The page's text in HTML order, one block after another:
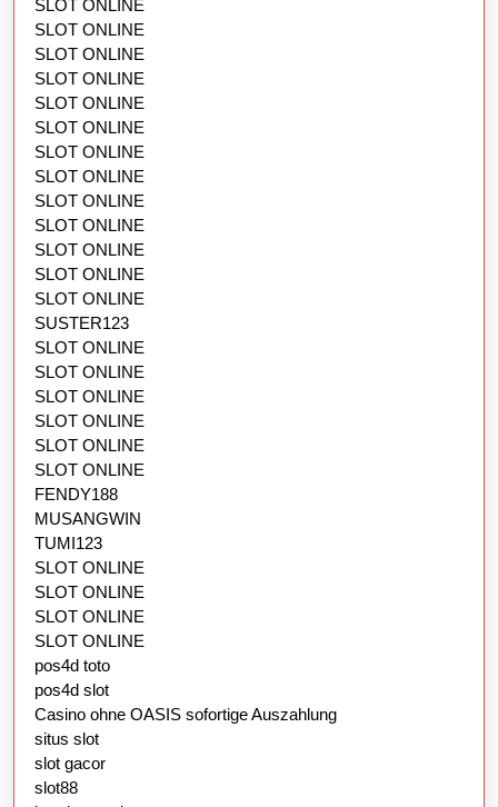
SLOT ONLINE
SLOT ONLINE
SLOT ONLINE
SLOT ONLINE
SLOT ONLINE
SLOT ONLINE
SLOT ONLINE
SLOT ONLINE
SLOT ONLINE
SLOT ONLINE
SLOT ONLINE
SLOT ONLINE
SLOT ONLINE
SUSTER123
SLOT ONLINE
SLOT ONLINE
SLOT ONLINE
SLOT ONLINE
SLOT ONLINE
SLOT ONLINE
FENDY188
MUSANGWIN
TUMI123
SLOT ONLINE
SLOT ONLINE
SLOT ONLINE
SLOT ONLINE
pos4d toto
pos4d slot
Casino ohne OASIS sofortige Auszahlung
situs slot
slot gacor
slot88